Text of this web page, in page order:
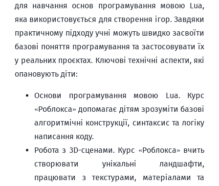
для навчання основ програмування мовою Lua,
яка використовується для створення ігор. Завдяки
практичному підходу учні можуть швидко засвоїти
базові поняття програмування та застосовувати їх
у реальних проєктах. Ключові технічні аспекти, які
опановують діти:
Основи програмування мовою Lua. Курс
«Роблокса» допомагає дітям зрозуміти базові
алгоритмічні конструкції, синтаксис та логіку
написання коду.
Робота з 3D-сценами. Курс «Роблокса» вчить
створювати унікальні ландшафти,
працювати з текстурами, матеріалами та